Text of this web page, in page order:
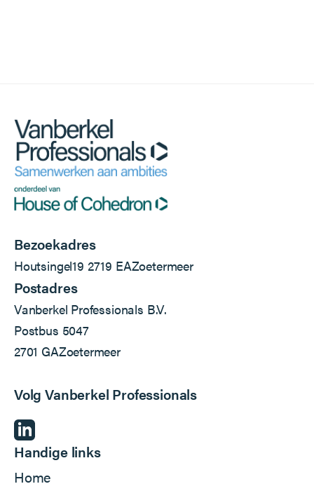
Bezoekadres
Houtsingel19 2719 EAZoetermeer
Postadres
Vanberkel Professionals B.V.
Postbus 5047
2701 GAZoetermeer
Volg Vanberkel Professionals
Handige links
Home